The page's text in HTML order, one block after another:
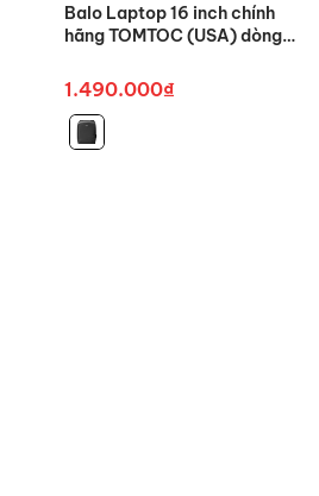
Balo Laptop 16 inch chính
hãng TOMTOC (USA) dòng
cấp
1.490.000₫